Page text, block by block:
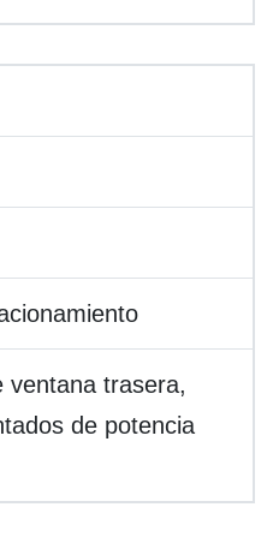
ventana trasera,
de potencia